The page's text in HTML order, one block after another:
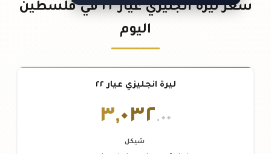
سعر ليرة انجليزي عيار ٢٢ في فلسطين
اليوم
ليرة انجليزي عيار ٢٢
٣,٠٣٢.٠٠
شيكل